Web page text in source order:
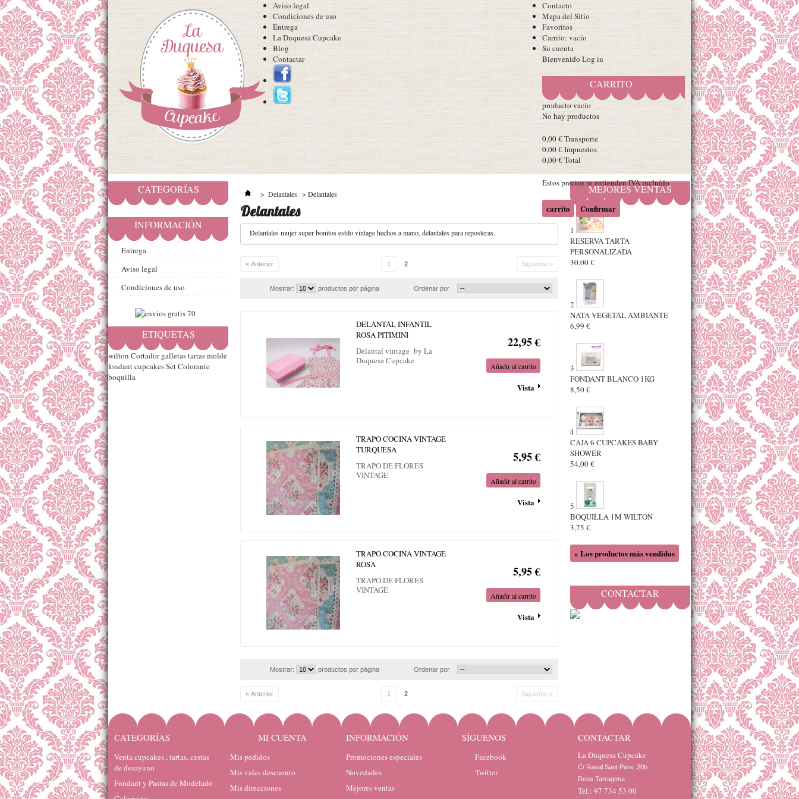
Contacto
Mapa del Sitio
Favoritos
Carrito: vacío
Su cuenta
Bienvenido Log in
CARRITO
producto vacío
No hay productos
0,00 €Transporte
0,00 €Impuestos
0,00 €Total
Estos precios se entienden IVA incluído
carrito Confirmar
Aviso legal
Condiciones de uso
Entrega
La Duquesa Cupcake
Blog
Contactar
CATEGORÍAS
INFORMACIÓN
Entrega
Aviso legal
Condiciones de uso
ETIQUETAS
wilton Cortador galletastartasmolde
fondantcupcakesSetColorante
boquilla
> Delantales > Delantales
Delantales
Delantales mujer super bonitos estilo vintage hechos a mano, delantales para reposteras.
« Anterior 1 2 Siguiente »
Ordenar por
Mostrar: productos por página
DELANTAL INFANTIL
ROSA PITIMINI
Delantal vintage by La
Duquesa Cupcake
22,95 €
Añadir al carrito
Vista
TRAPO COCINA VINTAGE
TURQUESA
TRAPO DE FLORES
VINTAGE
5,95 €
Añadir al carrito
Vista
TRAPO COCINA VINTAGE
ROSA
TRAPO DE FLORES
VINTAGE
5,95 €
Añadir al carrito
Vista
Ordenar por
Mostrar: productos por página
« Anterior 1 2 Siguiente »
MEJORES VENTAS
1
RESERVA TARTA
PERSONALIZADA
30,00 €
2
NATA VEGETAL AMBIANTE
6,99 €
3
FONDANT BLANCO 1KG
8,50 €
4
CAJA 6 CUPCAKES BABY
SHOWER
54,00 €
5
BOQUILLA 1M WILTON
3,75 €
» Los productos más vendidos
CONTACTAR
CATEGORÍAS
Venta cupcakes , tartas, cestas
de desayuno
Fondant y Pastas de Modelado
MI CUENTA
Mis pedidos
Mis vales descuento
Mis direcciones
INFORMACIÓN
Promociones especiales
Novedades
Mejores ventas
SÍGUENOS
Facebook
Twitter
CONTACTAR
La Duquesa Cupcake
C/ Raval Sant Pere, 20b
Reus Tarragona
Tel.: 97 734 53 00